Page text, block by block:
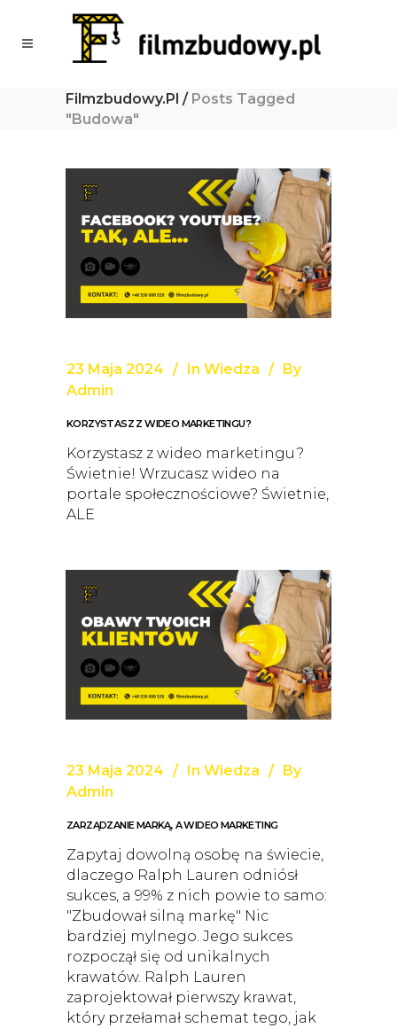
Filmzbudowy.pl / Posts Tagged
"budowa"
23 Maja 2024 In Wiedza
By
Admin
KORZYSTASZ Z WIDEO MARKETINGU?
Korzystasz z wideo marketingu?
Świetnie! Wrzucasz wideo na
portale społecznościowe? Świetnie,
ALE
23 Maja 2024 In Wiedza
By
Admin
ZARZĄDZANIE MARKĄ, A WIDEO MARKETING
Zapytaj dowolną osobę na świecie,
dlaczego Ralph Lauren odniósł
sukces, a 99% z nich powie to samo:
"Zbudował silną markę" Nic
bardziej mylnego. Jego sukces
rozpoczął się od unikalnych
krawatów. Ralph Lauren
zaprojektował pierwszy krawat,
który przełamał schemat tego, jak